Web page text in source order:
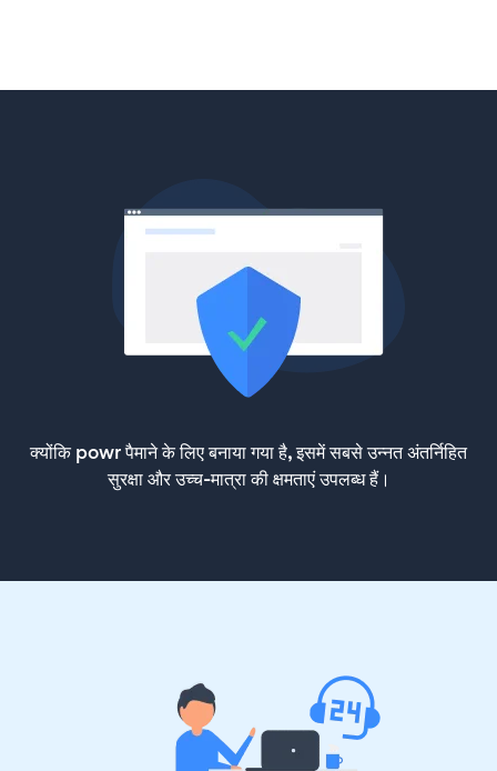
क्योंकि powr पैमाने के लिए बनाया गया है, इसमें सबसे उन्नत अंतर्निहित
सुरक्षा और उच्च-मात्रा की क्षमताएं उपलब्ध हैं।